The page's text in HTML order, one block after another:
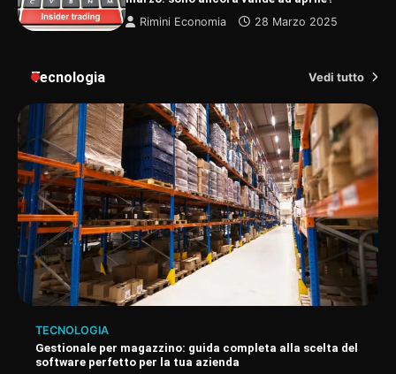
Rimini Economia
28 Marzo 2025
Tecnologia Vedi tutto
TECNOLOGIA
Gestionale per magazzino: guida completa alla scelta del
software perfetto per la tua azienda